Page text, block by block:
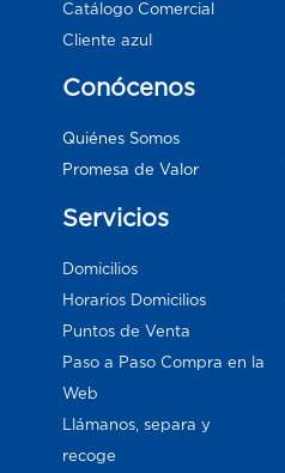
Catálogo Comercial
Cliente azul
Conócenos
Quiénes Somos
Promesa de Valor
Servicios
Domicilios
Horarios Domicilios
Puntos de Venta
Paso a Paso Compra en la
Web
Llámanos, separa y
recoge